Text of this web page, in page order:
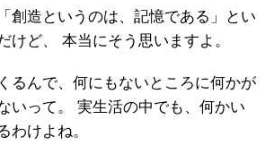
創造というのは、記憶である」とい
けど、
本当にそう思いますよ。
るんで、何にもないところに何かが
いって。
実生活の中でも、何かい
わけよね。